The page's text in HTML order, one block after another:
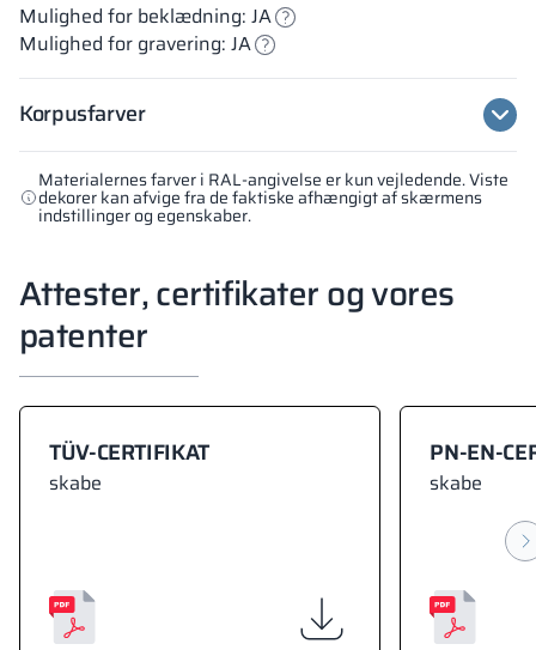
Materialernes farver i RAL-angivelse er kun vejledende. Viste
dekorer kan afvige fra de faktiske afhængigt af skærmens
indstillinger og egenskaber.
Mulighed for beklædning: JA
Mulighed for gravering: JA
Korpusfarver
Attester, certifikater og vores
patenter
TÜV-CERTIFIKAT
skabe
PN-EN-
skabe